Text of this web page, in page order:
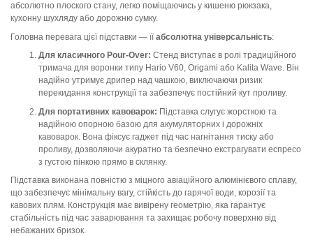
абсолютно плоского стану, легко поміщаючись у кишеню рюкзака,
кухонну шухляду або дорожню сумку.
Головна перевага цієї підставки — їїабсолютна універсальність:
Для класичного Pour-Over: Стенд виступає в ролі традиційного
тримача для воронки типу Hario V60, Origami або Kalita Wave. Він
надійно утримує дрипер над чашкою, виключаючи ризик
перекидання конструкції та забезпечує постійний кут проливу.
Для портативних кавоварок: Підставка слугує жорсткою та
надійною опорною базою для акумуляторних і дорожніх
кавоварок. Вона фіксує гаджет під час нагнітання тиску або
проливу, дозволяючи акуратно та безпечно екстрагувати еспресо
з густою пінкою прямо в склянку.
Підставка виконана повністю з міцного авіаційного алюмінієвого сплаву,
що забезпечує мінімальну вагу, стійкість до гарячої води, корозії та
кавових плям. Конструкція має вивірену геометрію, яка гарантує
стабільність під час заварювання та захищає робочу поверхню від
небажаних бризок.